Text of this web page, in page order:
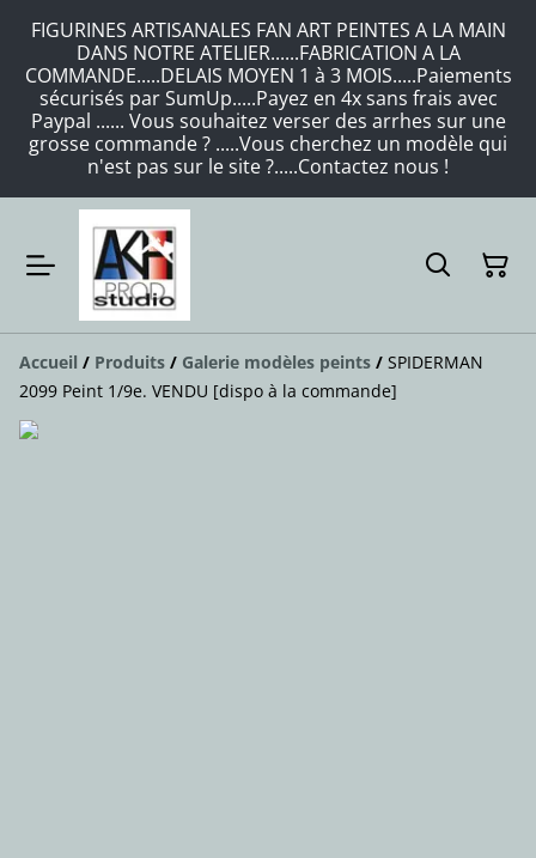
FIGURINES ARTISANALES FAN ART PEINTES A LA MAIN
DANS NOTRE ATELIER......FABRICATION A LA
COMMANDE.....DELAIS MOYEN 1 à 3 MOIS.....Paiements
sécurisés par SumUp.....Payez en 4x sans frais avec
Paypal ...... Vous souhaitez verser des arrhes sur une
grosse commande ? .....Vous cherchez un modèle qui
n'est pas sur le site ?.....Contactez nous !
Accueil / Produits / Galerie modèles peints / SPIDERMAN
2099 Peint 1/9e. VENDU [dispo à la commande]